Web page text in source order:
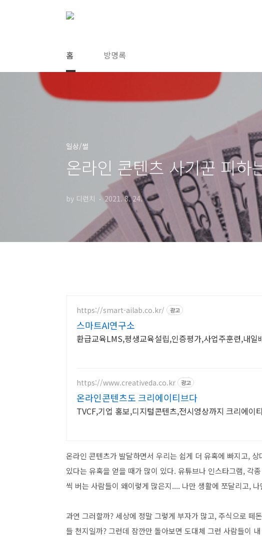
홈 방명록
일상/썰
온라인 콘텐츠 사기꾼 피하
by 디런치 2021. 8. 24.
https://smart-ailab.co.kr/ 광고
스마트AI연구소
환급교육LMS,평생교육설립,인증평가,사업주훈련,내일
https://www.creativeda.co.kr 광고
온라인콘텐츠도 크리에이티브다
TVCF,기업 홍보,디지털콘텐츠,전시영상까지 크리에이
온라인 콘텐츠가 발달하면서 우리는 쉽게 더 유혹에 빠지고,
있다는 유혹을 얻을 때가 많이 있다. 유튜브나 인스타그램, 각
씩 버는 사람들이 왜이렇게 많은지.... 나만 생활에 쪼달리고,
과연 그러할까? 세상에 정말 그렇게 부자가 많고, 주식으로 떼
들 천지일까? 그런데 잠깐만 돌아보면 도대체 그런 사람들이